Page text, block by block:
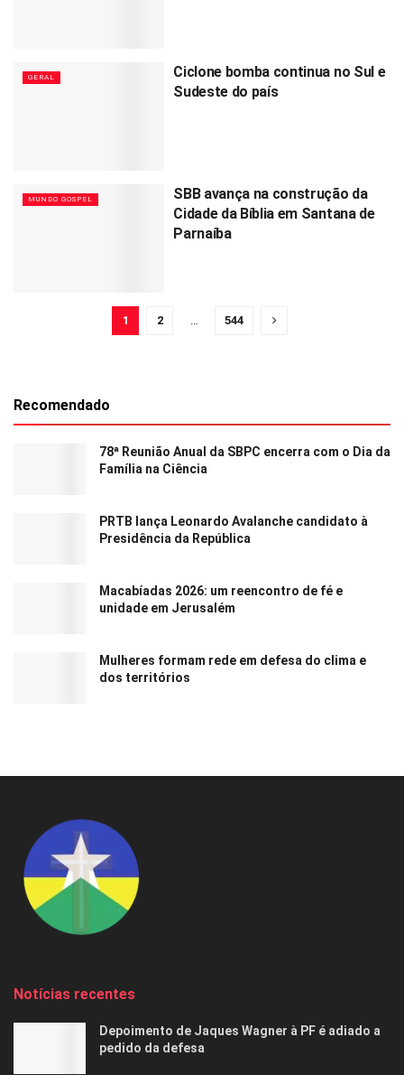
GERAL
Ciclone bomba continua no Sul e
Sudeste do país
MUNDO GOSPEL
SBB avança na construção da
Cidade da Bíblia em Santana de
Parnaíba
1 2 544
Recomendado
78ª Reunião Anual da SBPC encerra com o Dia da
Família na Ciência
PRTB lança Leonardo Avalanche candidato à
Presidência da República
Macabíadas 2026: um reencontro de fé e
unidade em Jerusalém
Mulheres formam rede em defesa do clima e
dos territórios
Notícias recentes
Depoimento de Jaques Wagner à PF é adiado a
pedido da defesa